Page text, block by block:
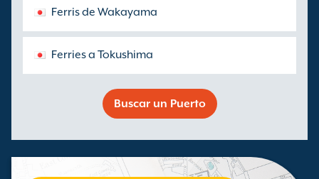
Ferris de Wakayama
Ferries a Tokushima
Buscar un Puerto